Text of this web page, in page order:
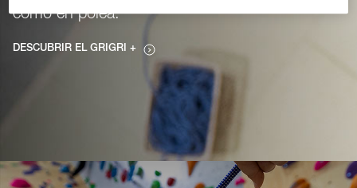
como en polea.
DESCUBRIR EL GRIGRI +